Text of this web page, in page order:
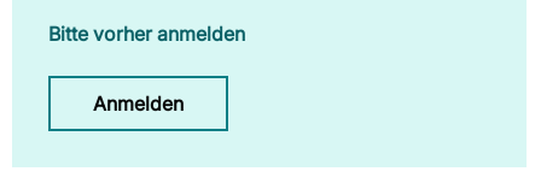
Bitte vorher anmelden
Anmelden